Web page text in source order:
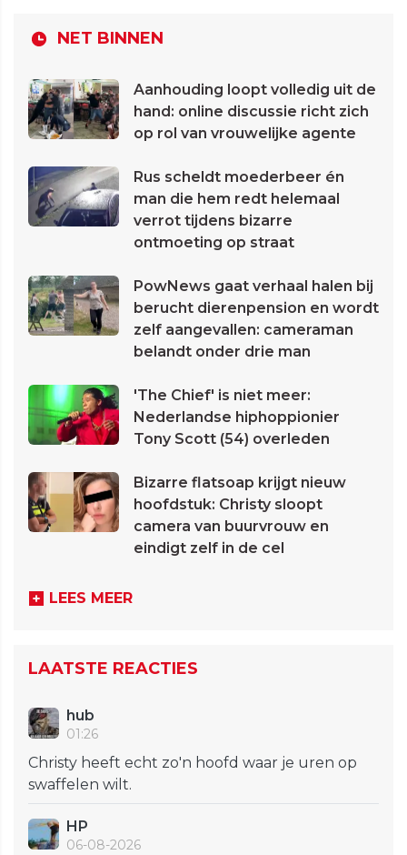
NET BINNEN
Aanhouding loopt volledig uit de
hand: online discussie richt zich
op rol van vrouwelijke agente
Rus scheldt moederbeer én
man die hem redt helemaal
verrot tijdens bizarre
ontmoeting op straat
PowNews gaat verhaal halen bij
berucht dierenpension en wordt
zelf aangevallen: cameraman
belandt onder drie man
'The Chief' is niet meer:
Nederlandse hiphoppionier
Tony Scott (54) overleden
Bizarre flatsoap krijgt nieuw
hoofdstuk: Christy sloopt
camera van buurvrouw en
eindigt zelf in de cel
LEES MEER
LAATSTE REACTIES
hub
01:26
Christy heeft echt zo'n hoofd waar je uren op
swaffelen wilt.
HP
06-08-2026